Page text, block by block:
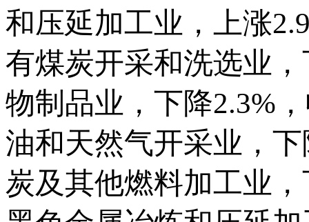
和压延加工业，上涨
有煤炭开采和洗选业
物制品业，下降2.3%
油和天然气开采业，
炭及其他燃料加工业